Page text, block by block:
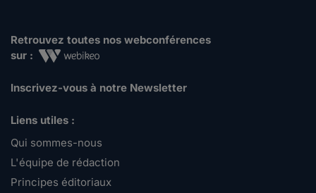
Retrouvez toutes nos webconférences
sur :
Inscrivez-vous à notre Newsletter
Liens utiles :
Qui sommes-nous
L'équipe de rédaction
Principes éditoriaux